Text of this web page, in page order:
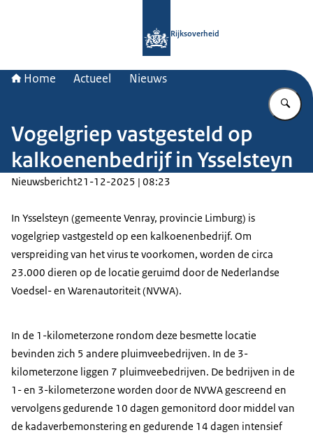
Rijksoverheid
Home Actueel Nieuws
Vogelgriep vastgesteld op
kalkoenenbedrijf in Ysselsteyn
Nieuwsbericht21-12-2025 | 08:23
In Ysselsteyn (gemeente Venray, provincie Limburg) is
vogelgriep vastgesteld op een kalkoenenbedrijf. Om
verspreiding van het virus te voorkomen, worden de circa
23.000 dieren op de locatie geruimd door de Nederlandse
Voedsel- en Warenautoriteit (NVWA).
In de 1-kilometerzone rondom deze besmette locatie
bevinden zich 5 andere pluimveebedrijven. In de 3-
kilometerzone liggen 7 pluimveebedrijven. De bedrijven in de
1- en 3-kilometerzone worden door de NVWA gescreend en
vervolgens gedurende 10 dagen gemonitord door middel van
de kadaverbemonstering en gedurende 14 dagen intensief